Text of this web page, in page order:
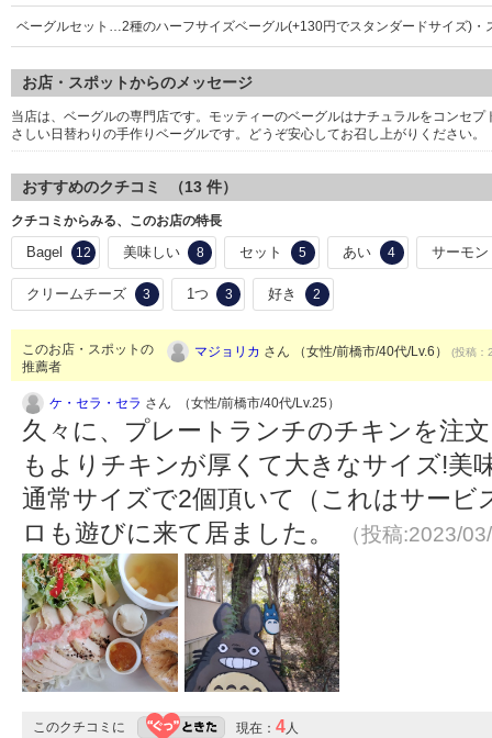
ベーグルセット…2種のハーフサイズベーグル(+130円でスタンダードサイズ)
お店・スポットからのメッセージ
当店は、ベーグルの専門店です。モッティーのベーグルはナチュラルをコンセ
さしい日替わりの手作りベーグルです。どうぞ安心してお召し上がりください。
おすすめのクチコミ （13 件）
クチコミからみる、このお店の特長
Bagel 12 美味しい 8 セット 5 あい 4 サーモン
クリームチーズ 3 1つ 3 好き 2
このお店・スポットの
推薦者
マジョリカ さん （女性/前橋市/40代/Lv.6） (投稿
ケ・セラ・セラ さん （女性/前橋市/40代/Lv.25）
久々に、プレートランチのチキンを注
もよりチキンが厚くて大きなサイズ!美
通常サイズで2個頂いて（これはサービ
ロも遊びに来て居ました。
（投稿:2023/
このクチコミに 現在： 4人